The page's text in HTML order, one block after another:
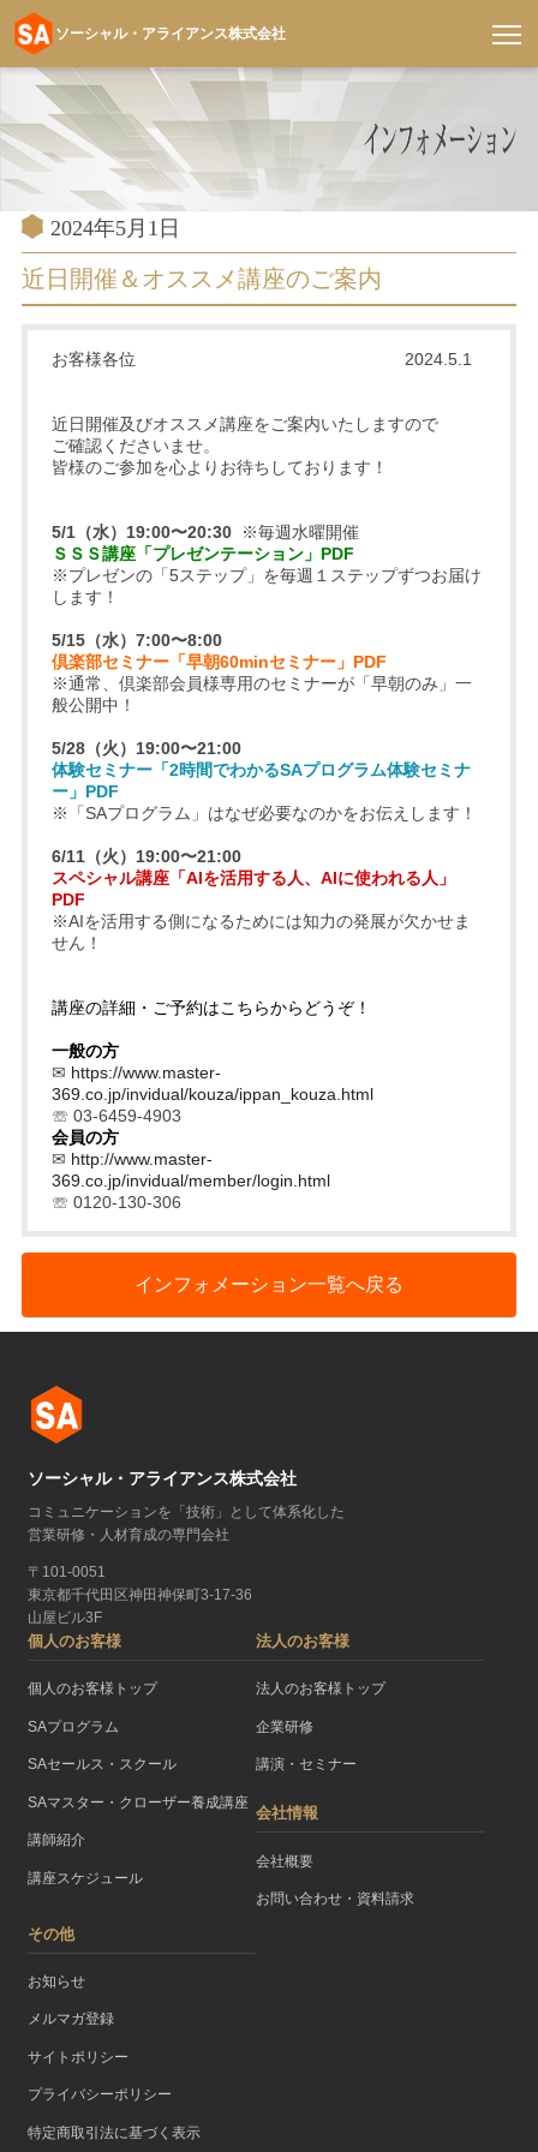
テ
ン
ソーシャル・アライアンス株式会社
投
稿
日:
2024年5月1日
近日開催＆オススメ講座のご案内
お客様各位 2024.5.1
近日開催及びオススメ講座をご案内いたしますので
ご確認くださいませ。
皆様のご参加を心よりお待ちしております！
5/1（水）19:00〜20:30※毎週水曜開催
ＳＳＳ講座「プレゼンテーション」PDF
※プレゼンの「5ステップ」を毎週１ステップずつお届け
します！
5/15（水）7:00〜8:00
倶楽部セミナー「早朝60minセミナー」PDF
※通常、倶楽部会員様専用のセミナーが「早朝のみ」一
般公開中！
5/28（火）19:00〜21:00
体験セミナー「2時間でわかるSAプログラム体験セミナ
ー」PDF
※「SAプログラム」はなぜ必要なのかをお伝えします！
6/11（火）19:00〜21:00
スペシャル講座「AIを活用する人、AIに使われる人」
PDF
※AIを活用する側になるためには知力の発展が欠かせま
せん！
講座の詳細・ご予約はこちらからどうぞ！
一般の方
✉ https://www.master-
369.co.jp/invidual/kouza/ippan_kouza.html
☏ 03-6459-4903
会員の方
✉ http://www.master-
369.co.jp/invidual/member/login.html
☏ 0120-130-306
インフォメーション一覧へ戻る
ソーシャル・アライアンス株式会社
コミュニケーションを「技術」として体系化した
営業研修・人材育成の専門会社
〒101-0051
東京都千代田区神田神保町3-17-36
山屋ビル3F
個人のお客様
個人のお客様トップ
SAプログラム
SAセールス・スクール
SAマスター・クローザー養成講座
講師紹介
講座スケジュール
法人のお客様
法人のお客様トップ
企業研修
講演・セミナー
会社情報
会社概要
お問い合わせ・資料請求
その他
お知らせ
メルマガ登録
サイトポリシー
プライバシーポリシー
特定商取引法に基づく表示